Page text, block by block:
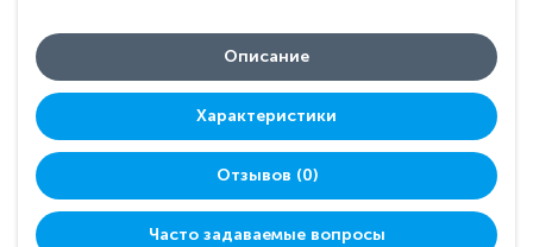
Описание
Характеристики
Отзывов (0)
Часто задаваемые вопросы